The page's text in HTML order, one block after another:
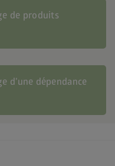
de produits
d’une dépendance